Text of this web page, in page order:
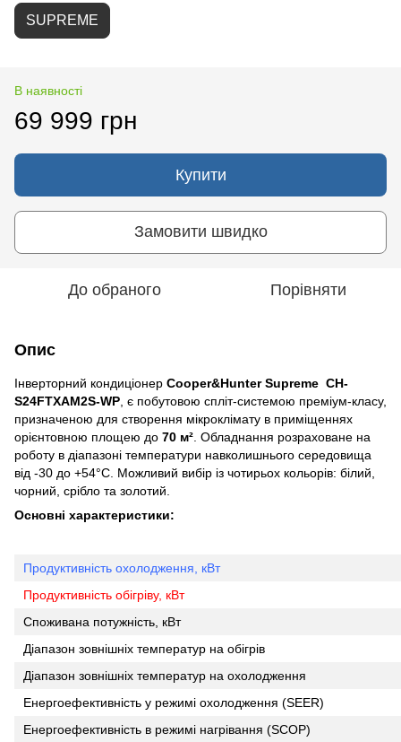
SUPREME
В наявності
69 999 грн
Купити
Замовити швидко
До обраного Порівняти
Опис
Інверторний кондиціонер Cooper&Hunter Supreme CH-
S24FTXAM2S-WP , є побутовою спліт-системою преміум-класу,
призначеною для створення мікроклімату в приміщеннях
орієнтовною площею до 70 м² . Обладнання розраховане на
роботу в діапазоні температури навколишнього середовища
від -30 до +54°С. Можливий вибір із чотирьох кольорів: білий,
чорний, срібло та золотий.
Основні характеристики:
Продуктивність охолодження, кВт
Продуктивність обігріву, кВт
Споживана потужність, кВт
Діапазон зовнішніх температур на обігрів
Діапазон зовнішніх температур на охолодження
Енергоефективність у режимі охолодження (SEER)
Енергоефективність в режимі нагрівання (SCOP)